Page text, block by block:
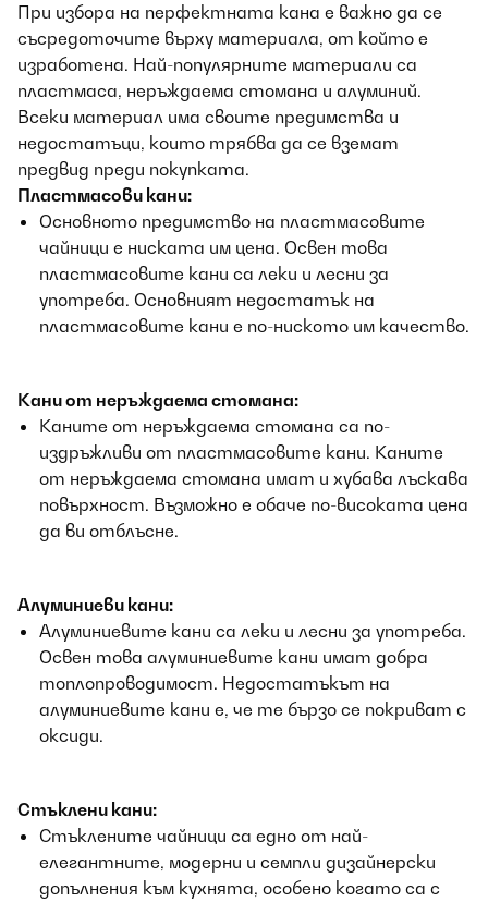
При избора на перфектната кана е важно да се
съсредоточите върху материала, от който е
изработена. Най-популярните материали са
пластмаса, неръждаема стомана и алуминий.
Всеки материал има своите предимства и
недостатъци, които трябва да се вземат
предвид преди покупката.
Пластмасови кани:
Основното предимство на пластмасовите
чайници е ниската им цена. Освен това
пластмасовите кани са леки и лесни за
употреба. Основният недостатък на
пластмасовите кани е по-ниското им качество.
Кани от неръждаема стомана:
Каните от неръждаема стомана са по-
издръжливи от пластмасовите кани. Каните
от неръждаема стомана имат и хубава лъскава
повърхност. Възможно е обаче по-високата цена
да ви отблъсне.
Алуминиеви кани:
Алуминиевите кани са леки и лесни за употреба.
Освен това алуминиевите кани имат добра
топлопроводимост. Недостатъкът на
алуминиевите кани е, че те бързо се покриват с
оксиди.
Стъклени кани:
Стъклените чайници са едно от най-
елегантните, модерни и семпли дизайнерски
допълнения към кухнята, особено когато са с